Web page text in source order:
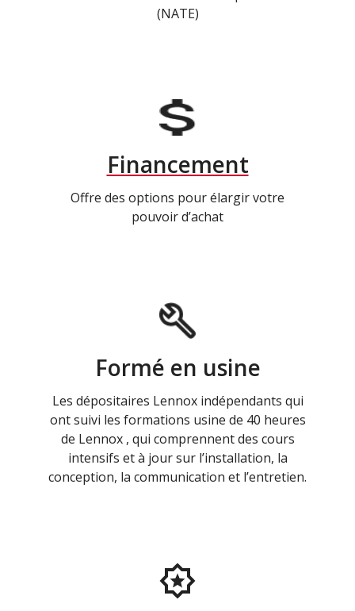
(NATE)
Financement
Offre des options pour élargir votre
pouvoir d’achat
Formé en usine
Les dépositaires Lennox indépendants qui
ont suivi les formations usine de 40 heures
de Lennox , qui comprennent des cours
intensifs et à jour sur l’installation, la
conception, la communication et l’entretien.